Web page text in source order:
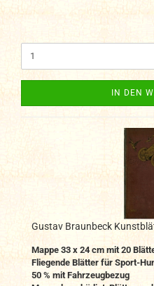
IN DEN
Gustav Braunbeck
Mappe 33 x 24 cm mit 20
Fliegende Blätter für Sport-
50 % mit Fahrzeugbezug